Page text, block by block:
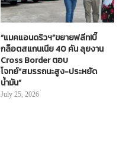
“แมคแอนดริวฯ”ขยายฟลีท!บิ๊
กล็อตสแกนเนีย 40 คัน ลุยงาน
Cross Border ตอบ
โจทย์“สมรรถนะสูง-ประหยัด
น้ำมัน”
July 25, 2026